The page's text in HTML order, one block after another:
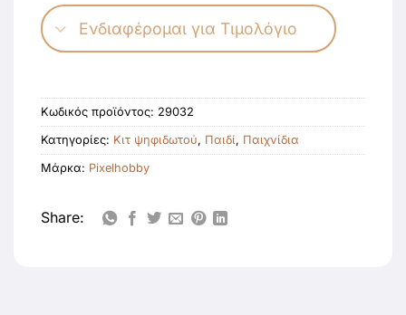
Ενδιαφέρομαι για Τιμολόγιο
Κωδικός προϊόντος: 29032
Κατηγορίες: Κιτ ψηφιδωτού, Παιδί, Παιχνίδια
Μάρκα: Pixelhobby
Share: